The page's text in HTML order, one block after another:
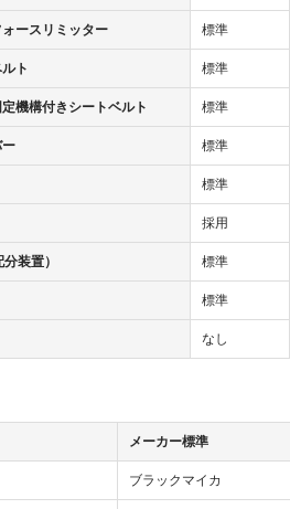
ースリミッター 標準
ト 標準
機構付きシートベルト 標準
標準
標準
採用
装置） 標準
標準
なし
メーカー標準
ブラックマイカ